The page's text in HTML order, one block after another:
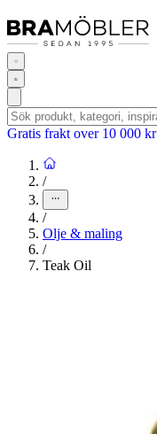
Gratis frakt over 10 000 kr
/
/
Olje & maling
/
Teak Oil